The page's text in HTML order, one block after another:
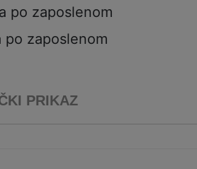
po zaposlenom
po zaposlenom
PRIKAZ